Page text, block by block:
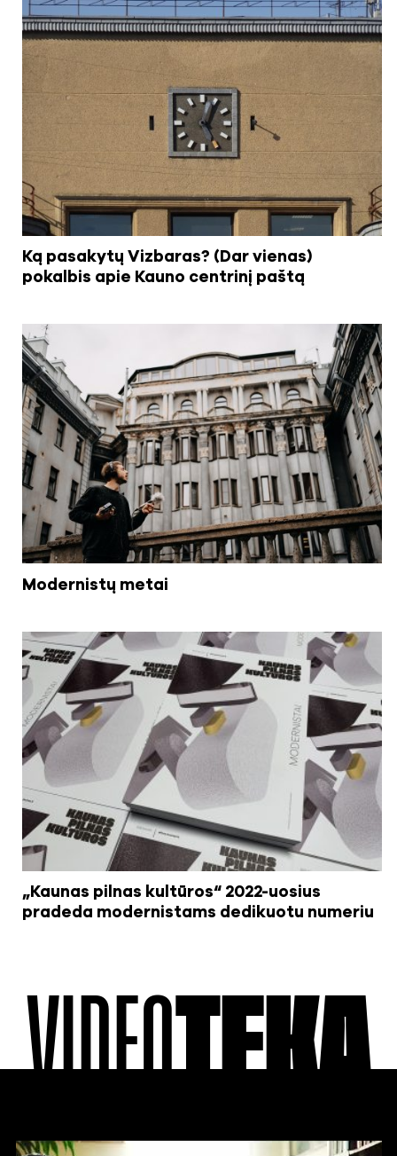
Ką pasakytų Vizbaras? (Dar vienas)
pokalbis apie Kauno centrinį paštą
Modernistų metai
„Kaunas pilnas kultūros“ 2022-uosius
pradeda modernistams dedikuotu numeriu
VIDEOTEKA